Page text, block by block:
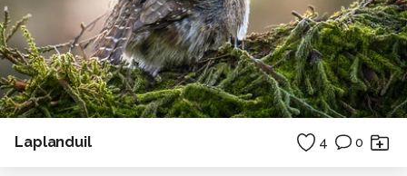
Laplanduil 4 0